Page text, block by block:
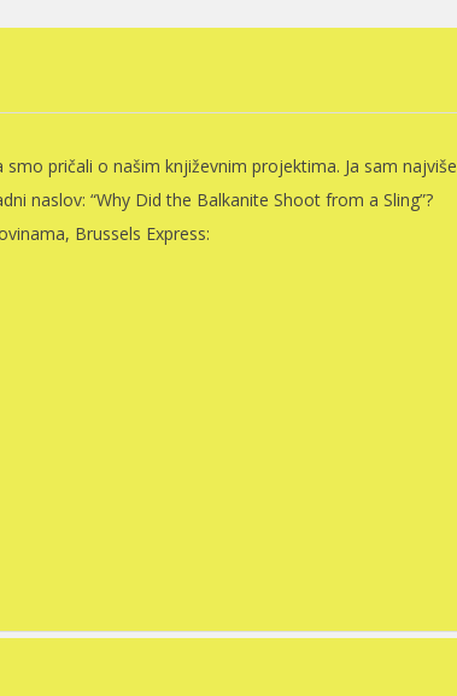
pričali o našim književnim projektima. Ja sam najviše
naslov: “Why Did the Balkanite Shoot from a Sling”?
Brussels Express: